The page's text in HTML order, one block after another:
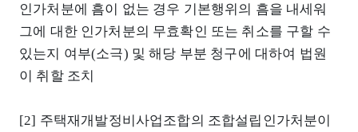
인가처분에 흠이 없는 경우 기본행위의 흠을 내세워
그에 대한 인가처분의 무효확인 또는 취소를 구할 수
있는지 여부(소극) 및 해당 부분 청구에 대하여 법원
이 취할 조치
[2] 주택재개발정비사업조합의 조합설립인가처분이